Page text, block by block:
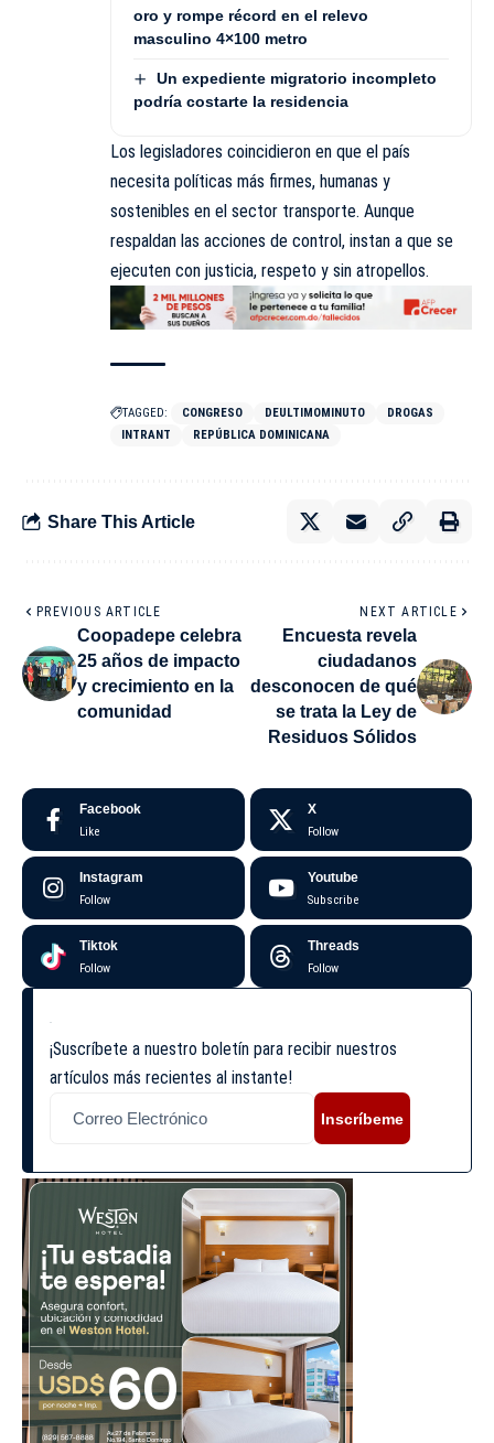
oro y rompe récord en el relevo
masculino 4×100 metro
Un expediente migratorio incompleto
podría costarte la residencia
Los legisladores coincidieron en que el país
necesita políticas más firmes, humanas y
sostenibles en el sector transporte. Aunque
respaldan las acciones de control, instan a que se
ejecuten con justicia, respeto y sin atropellos.
TAGGED: CONGRESO DEULTIMOMINUTO
DROGAS
INTRANT
REPÚBLICA DOMINICANA
Share This Article
PREVIOUS ARTICLE
Coopadepe celebra
25 años de impacto
y crecimiento en la
comunidad
NEXT ARTICLE
Encuesta revela
ciudadanos
desconocen de qué
se trata la Ley de
Residuos Sólidos
Facebook
Like
X
Follow
Instagram
Follow
Youtube
Subscribe
Tiktok
Follow
Threads
Follow
¡Suscríbete a nuestro boletín para recibir nuestros
artículos más recientes al instante!
Inscríbeme